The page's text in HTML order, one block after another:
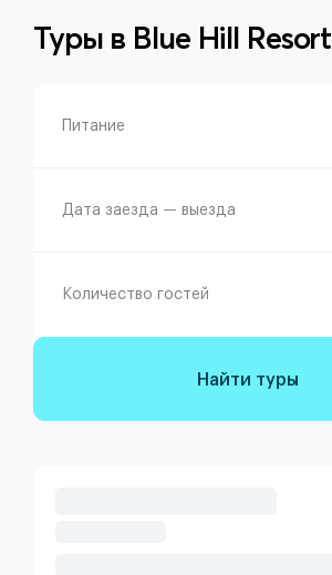
Туры в Blue Hill Resort
Питание
Дата заезда — выезда
Количество гостей
Найти туры